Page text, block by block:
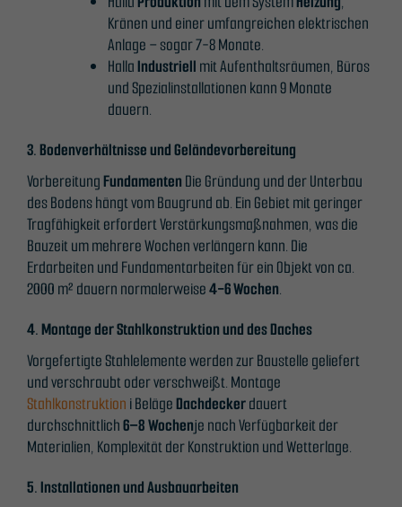
Kränen und einer umfangreichen elektrischen
Anlage – sogar 7-8 Monate.
HallaIndustriell mit Aufenthaltsräumen, Büros
und Spezialinstallationen kann 9 Monate
dauern.
3. Bodenverhältnisse und Geländevorbereitung
VorbereitungFundamenten Die Gründung und der Unterbau
des Bodens hängt vom Baugrund ab. Ein Gebiet mit geringer
Tragfähigkeit erfordert Verstärkungsmaßnahmen, was die
Bauzeit um mehrere Wochen verlängern kann. Die
Erdarbeiten und Fundamentarbeiten für ein Objekt von ca.
2000 m² dauern normalerweise4-6 Wochen.
4. Montage der Stahlkonstruktion und des Daches
Vorgefertigte Stahlelemente werden zur Baustelle geliefert
und verschraubt oder verschweißt. Montage
Stahlkonstruktion i BelägeDachdeckerdauert
durchschnittlich6–8 Wochenje nach Verfügbarkeit der
Materialien, Komplexität der Konstruktion und Wetterlage.
5. Installationen und Ausbauarbeiten